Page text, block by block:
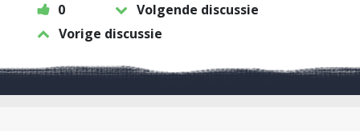
0
Volgende discussie
Vorige discussie